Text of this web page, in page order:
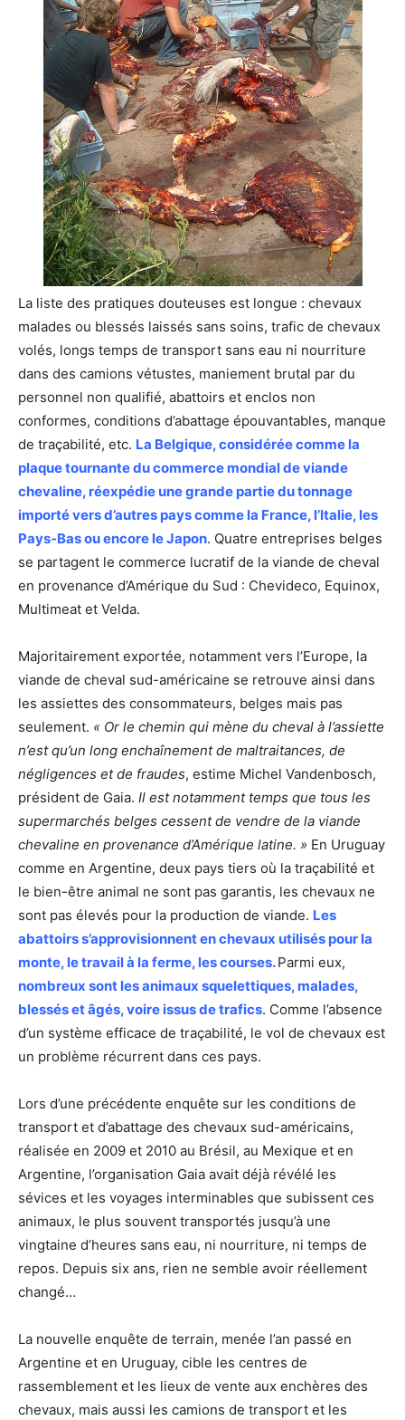
La liste des pratiques douteuses est longue : chevaux
malades ou blessés laissés sans soins, trafic de chevaux
volés, longs temps de transport sans eau ni nourriture
dans des camions vétustes, maniement brutal par du
personnel non qualifié, abattoirs et enclos non
conformes, conditions d’abattage épouvantables, manque
de traçabilité, etc. La Belgique, considérée comme la
plaque tournante du commerce mondial de viande
chevaline, réexpédie une grande partie du tonnage
importé vers d’autres pays comme la France, l’Italie, les
Pays-Bas ou encore le Japon. Quatre entreprises belges
se partagent le commerce lucratif de la viande de cheval
en provenance d’Amérique du Sud : Chevideco, Equinox,
Multimeat et Velda.
Majoritairement exportée, notamment vers l’Europe, la
viande de cheval sud-américaine se retrouve ainsi dans
les assiettes des consommateurs, belges mais pas
seulement. « Or le chemin qui mène du cheval à l’assiette
n’est qu’un long enchaînement de maltraitances, de
négligences et de fraudes, estime Michel Vandenbosch,
président de Gaia. Il est notamment temps que tous les
supermarchés belges cessent de vendre de la viande
chevaline en provenance d’Amérique latine. » En Uruguay
comme en Argentine, deux pays tiers où la traçabilité et
le bien-être animal ne sont pas garantis, les chevaux ne
sont pas élevés pour la production de viande. Les
abattoirs s’approvisionnent en chevaux utilisés pour la
monte, le travail à la ferme, les courses. Parmi eux,
nombreux sont les animaux squelettiques, malades,
blessés et âgés, voire issus de trafics. Comme l’absence
d’un système efficace de traçabilité, le vol de chevaux est
un problème récurrent dans ces pays.
Lors d’une précédente enquête sur les conditions de
transport et d’abattage des chevaux sud-américains,
réalisée en 2009 et 2010 au Brésil, au Mexique et en
Argentine, l’organisation Gaia avait déjà révélé les
sévices et les voyages interminables que subissent ces
animaux, le plus souvent transportés jusqu’à une
vingtaine d’heures sans eau, ni nourriture, ni temps de
repos. Depuis six ans, rien ne semble avoir réellement
changé…
La nouvelle enquête de terrain, menée l’an passé en
Argentine et en Uruguay, cible les centres de
rassemblement et les lieux de vente aux enchères des
chevaux, mais aussi les camions de transport et les